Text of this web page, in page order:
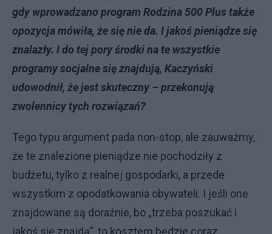
gdy wprowadzano program Rodzina 500 Plus także
opozycja mówiła, że się nie da. I jakoś pieniądze się
znalazły. I do tej pory środki na te wszystkie
programy socjalne się znajdują, Kaczyński
udowodnił, że jest skuteczny – przekonują
zwolennicy tych rozwiązań?
Tego typu argument pada non-stop, ale zauważmy,
że te znalezione pieniądze nie pochodziły z
budżetu, tylko z realnej gospodarki, a przede
wszystkim z opodatkowania obywateli. I jeśli one
znajdowane są doraźnie, bo „trzeba poszukać i
jakoś się znajdą”, to kosztem będzie coraz